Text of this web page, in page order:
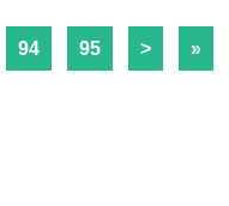
94 95 > »